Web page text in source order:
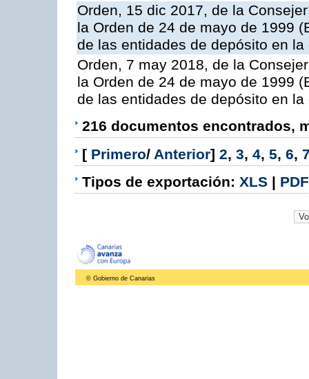
Orden, 15 dic 2017, de la
la Orden de 24 de mayo de 1999
de las entidades de depósito en
Orden, 7 may 2018, de la
la Orden de 24 de mayo de 1999
de las entidades de depósito en
216 documentos encontrados,
[ Primero/ Anterior] 2, 3, 4, 5, 6,
Tipos de exportación: XLS | PDF
© Gobierno de Canarias